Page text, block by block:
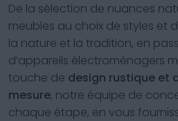
De la sélection de nuances
meubles au choix de styles et
la nature et la tradition, en
d’appareils électroménagers
touche de design rustique et
mesure, notre équipe de
chaque étape, en vous